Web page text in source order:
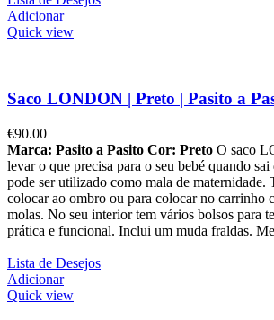
Adicionar
Quick view
Saco LONDON | Preto | Pasito a
€90.00
Marca: Pasito a Pasito Cor: Preto O saco
levar o que precisa para o seu bebé quando sai
pode ser utilizado como mala de maternidade.
colocar ao ombro ou para colocar no carrinho
molas. No seu interior tem vários bolsos para
prática e funcional. Inclui um muda fraldas.
Lista de Desejos
Adicionar
Quick view